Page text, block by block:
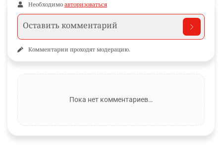
Необходимо авторизоваться
Комментарии проходят модерацию.
Пока нет комментариев…